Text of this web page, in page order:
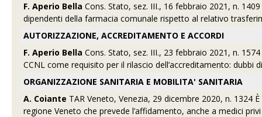
F. Aperio Bella Cons. Stato, sez. III., 16 febbraio 2021, n.
dipendenti della farmacia comunale rispetto al relativo
AUTORIZZAZIONE, ACCREDITAMENTO E ACCORDI
F. Aperio Bella Cons. Stato, sez. III., 23 febbraio 2021, n.
CCNL come requisito per il rilascio dell’accreditamento: dubbi
ORGANIZZAZIONE SANITARIA E MOBILITA' SANITARIA
A. Coiante TAR Veneto, Venezia, 29 dicembre 2020, n. 1324
regione Veneto che prevede l’affidamento, anche a medici